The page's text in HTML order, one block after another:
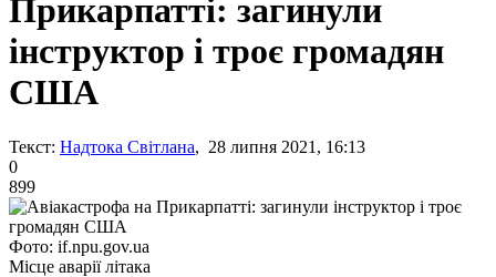
Прикарпатті: загинули
інструктор і троє громадян
США
Текст: Надтока Світлана, 28 липня 2021, 16:13
0
899
Фото: if.npu.gov.ua
Місце аварії літака